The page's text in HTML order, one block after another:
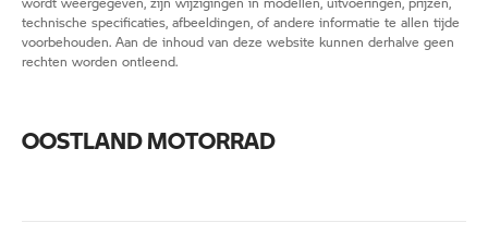
technische specificaties, afbeeldingen, of andere informatie te allen tijde
voorbehouden. Aan de inhoud van deze website kunnen derhalve geen
rechten worden ontleend.
OOSTLAND MOTORRAD